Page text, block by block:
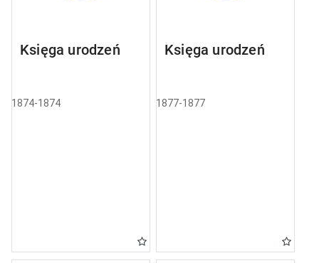
Księga urodzeń
1874-1874
Księga urodzeń
1877-1877